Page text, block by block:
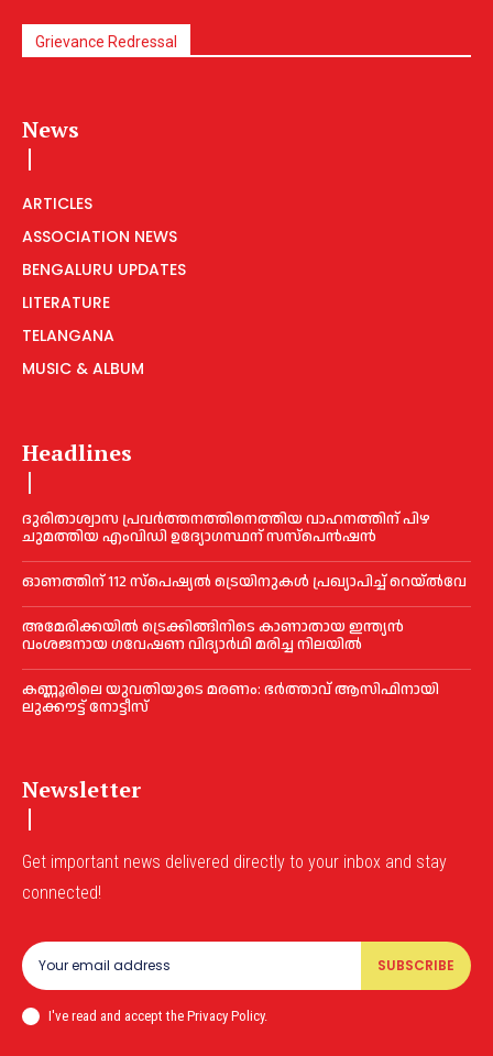
Grievance Redressal
News
ARTICLES
ASSOCIATION NEWS
BENGALURU UPDATES
LITERATURE
TELANGANA
MUSIC & ALBUM
Headlines
ദുരിതാശ്വാസ പ്രവര്‍ത്തനത്തിനെത്തിയ വാഹനത്തിന് പിഴ
ചുമത്തിയ എംവിഡി ഉദ്യോഗസ്ഥന് സസ്പെൻഷൻ
ഓണത്തിന് 112 സ്പെഷ്യല്‍ ട്രെയിനുകള്‍ പ്രഖ്യാപിച്ച്‌ റെയ്ല്‍വേ
അമേരിക്കയില്‍ ട്രെക്കിങ്ങിനിടെ കാണാതായ ഇന്ത്യൻ
വംശജനായ ഗവേഷണ വിദ്യാര്‍ഥി മരിച്ച നിലയില്‍
കണ്ണൂരിലെ യുവതിയുടെ മരണം: ഭര്‍ത്താവ് ആസിഫിനായി
ലുക്കൗട്ട് നോട്ടീസ്
Newsletter
Get important news delivered directly to your inbox and stay
connected!
SUBSCRIBE
I've read and accept the Privacy Policy.